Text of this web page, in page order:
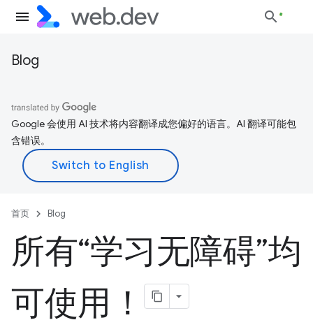
Blog
Google 会使用 AI 技术将内容翻译成您偏好的语言。AI 翻译可能包
含错误。
首页 Blog
所有“学习无障碍”均
可使用！